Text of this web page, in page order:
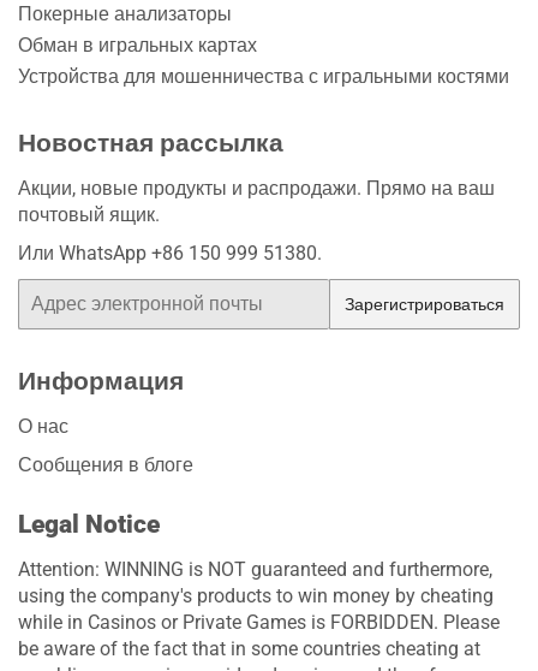
Покерные анализаторы
Обман в игральных картах
Устройства для мошенничества с игральными костями
Новостная рассылка
Акции, новые продукты и распродажи. Прямо на ваш
почтовый ящик.
Или WhatsApp +86 150 999 51380.
почта
Зарегистрироваться
Информация
О нас
Сообщения в блоге
Legal Notice
Attention: WINNING is NOT guaranteed and furthermore,
using the company's products to win money by cheating
while in Casinos or Private Games is FORBIDDEN. Please
be aware of the fact that in some countries cheating at